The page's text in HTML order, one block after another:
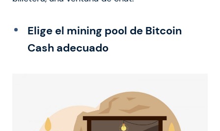
Elige el mining pool de Bitcoin
Cash adecuado